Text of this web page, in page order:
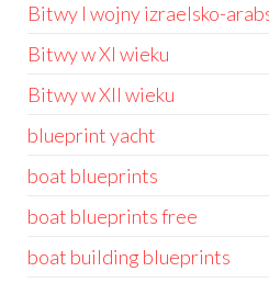
Bitwy I wojny izraelsko-
Bitwy w XI wieku
Bitwy w XII wieku
blueprint yacht
boat blueprints
boat blueprints free
boat building blueprints